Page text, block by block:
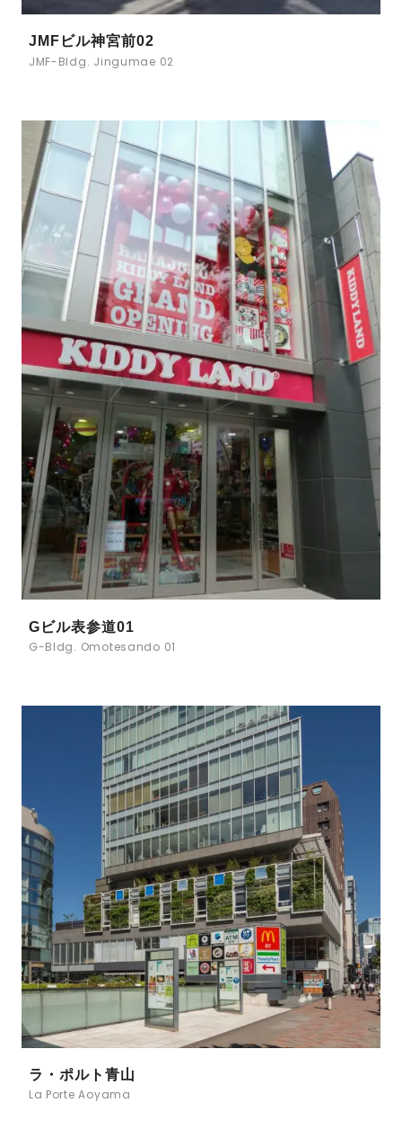
JMFビル神宮前02
JMF-Bldg. Jingumae 02
Gビル表参道01
G-Bldg. Omotesando 01
ラ・ポルト青山
La Porte Aoyama